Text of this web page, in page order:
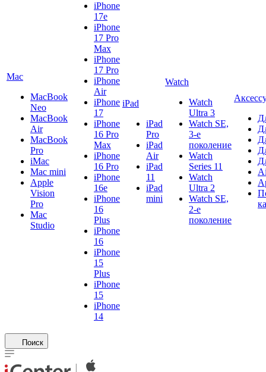
Mac
MacBook
Neo
MacBook
Air
MacBook
Pro
iMac
Mac mini
Apple
Vision
Pro
Mac
Studio
iPhone
17e
iPhone
17 Pro
Max
iPhone
17 Pro
iPhone
Air
iPhone
17
iPhone
16 Pro
Max
iPhone
16 Pro
iPhone
16e
iPhone
16
Plus
iPhone
16
iPhone
15
Plus
iPhone
15
iPhone
14
iPad
iPad
Pro
iPad
Air
iPad
11
iPad
mini
Watch
Watch
Ultra 3
Watch SE,
3-е
поколение
Watch
Series 11
Watch
Ultra 2
Watch SE,
2-е
поколение
Поиск